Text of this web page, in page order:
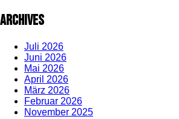
Archives
Juli 2026
Juni 2026
Mai 2026
April 2026
März 2026
Februar 2026
November 2025